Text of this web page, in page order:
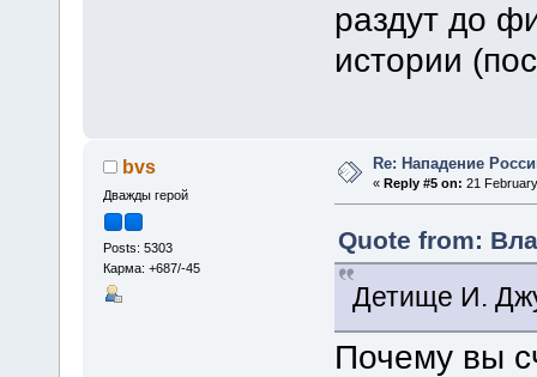
раздут до
истории
bvs
Дважды герой
Posts: 5303
Карма: +687/-45
Re: Нападение
« Reply #5 on: 21
Quote from:
Детище И.
Почему вы